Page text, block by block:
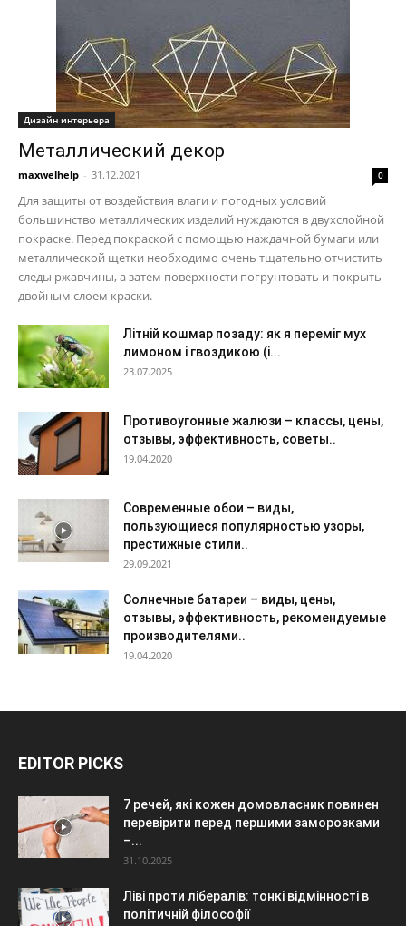
Дизайн интерьера
Металлический декор
maxwelhelp - 31.12.2021 0
Для защиты от воздействия влаги и погодных условий
большинство металлических изделий нуждаются в двухслойной
покраске. Перед покраской с помощью наждачной бумаги или
металлической щетки необходимо очень тщательно отчистить
следы ржавчины, а затем поверхности погрунтовать и покрыть
двойным слоем краски.
Літній кошмар позаду: як я переміг мух
лимоном і гвоздикою (і...
23.07.2025
Противоугонные жалюзи – классы, цены,
отзывы, эффективность, советы..
19.04.2020
Современные обои – виды,
пользующиеся популярностью узоры,
престижные стили..
29.09.2021
Солнечные батареи – виды, цены,
отзывы, эффективность, рекомендуемые
производителями..
19.04.2020
EDITOR PICKS
7 речей, які кожен домовласник повинен
перевірити перед першими заморозками
–...
31.10.2025
Ліві проти лібералів: тонкі відмінності в
політичній філософії